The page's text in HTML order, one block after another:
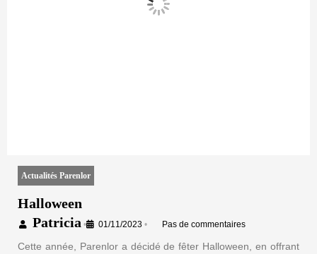
Actualités Parenlor
Halloween
Patricia • 01/11/2023 • Pas de commentaires
Cette année, Parenlor a décidé de fêter Halloween, en offrant